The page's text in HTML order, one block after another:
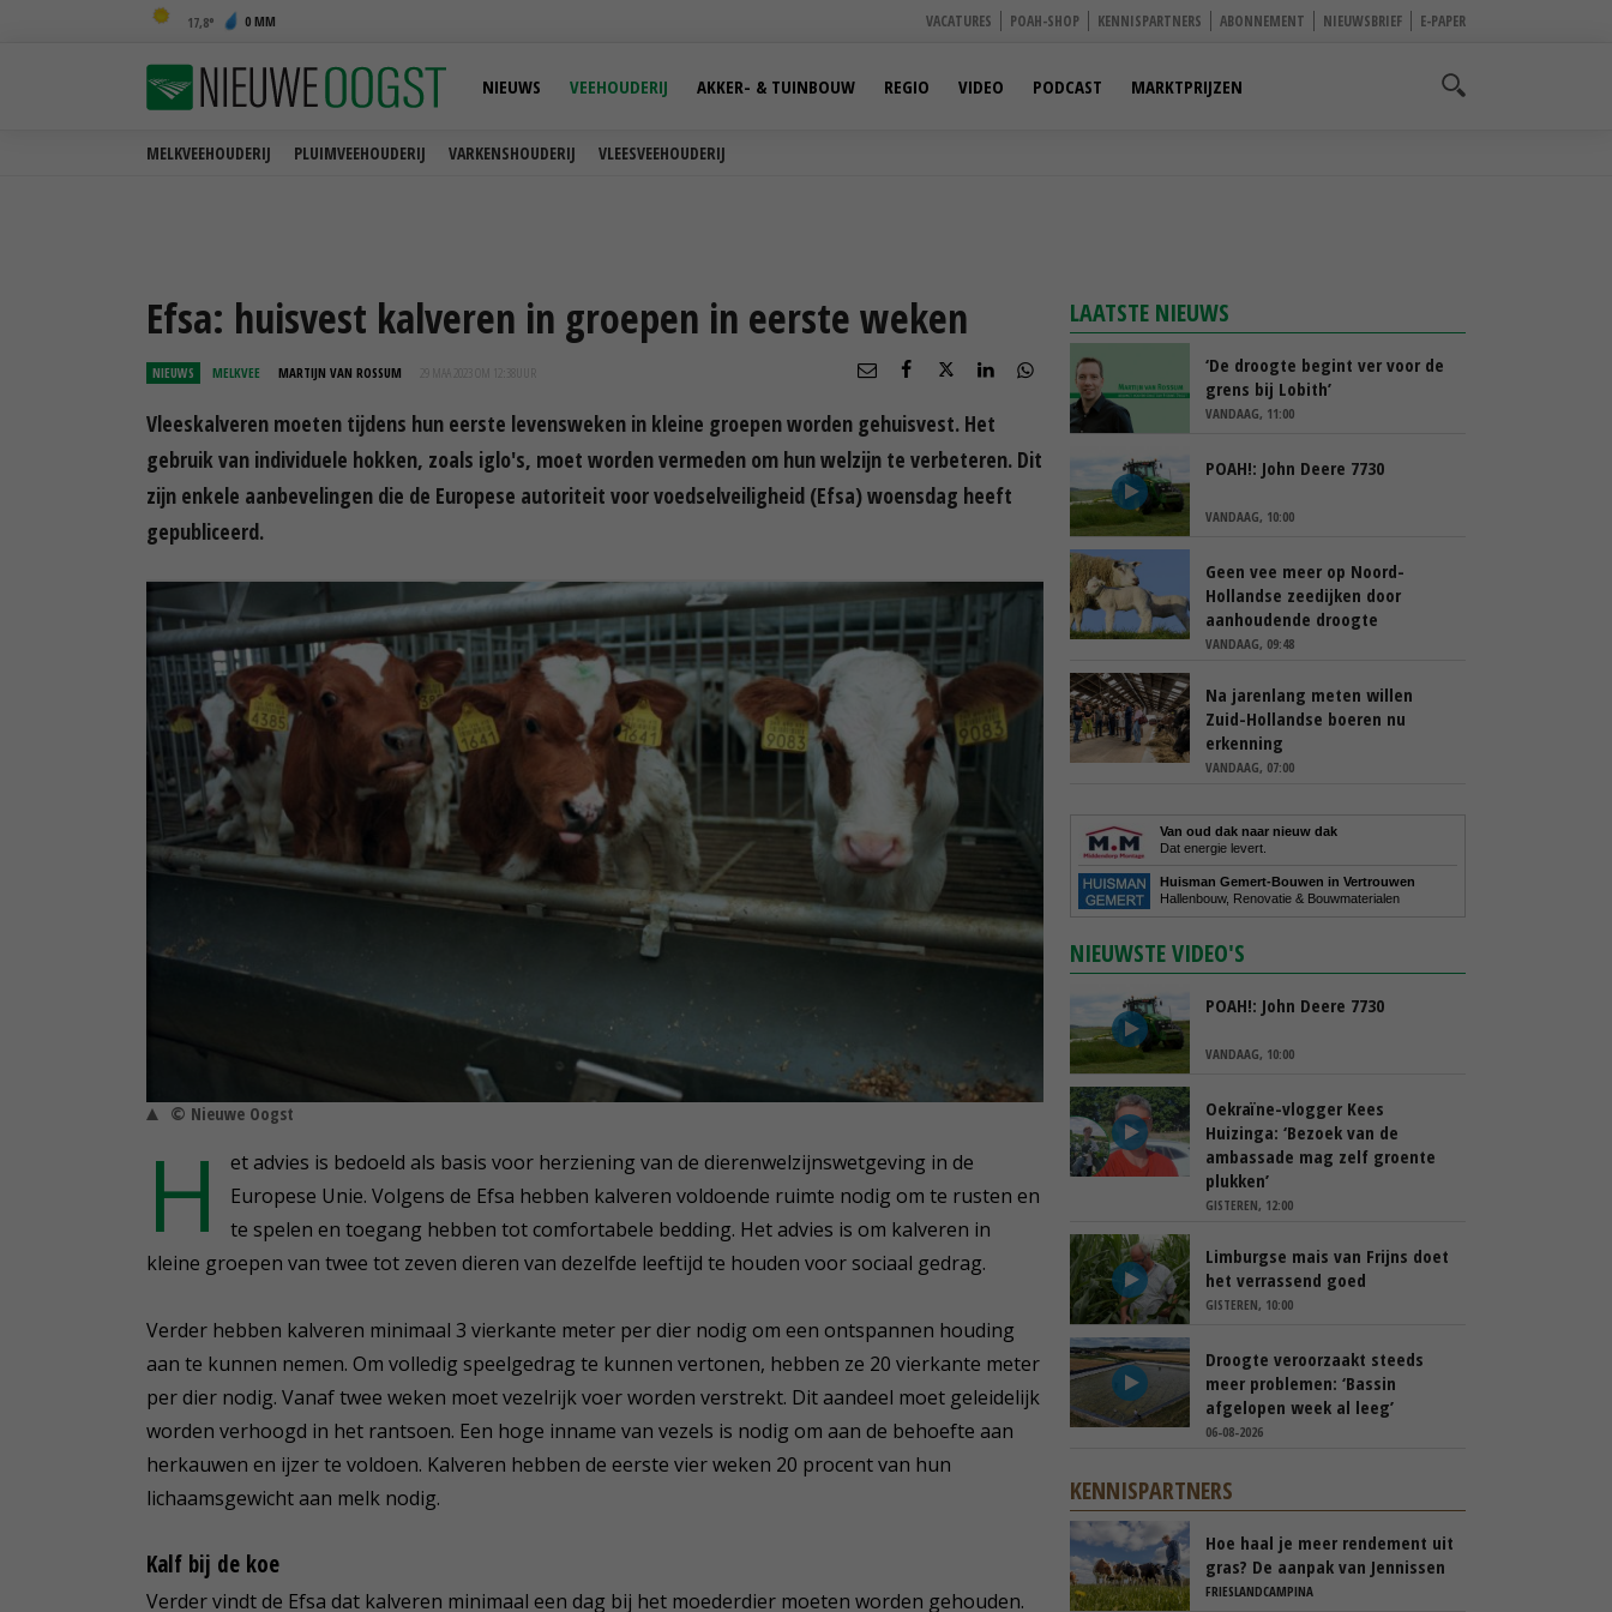
17,8 0 MM VACATURES POAH-SHOP KENNISPARTNERS ABONNEMENT NIEUWSBRIEF E-PAPER
MELKVEEHOUDERIJ PLUIMVEEHOUDERIJ VARKENSHOUDERIJ VLEESVEEHOUDERIJ
NIEUWS VEEHOUDERIJ AKKER- & TUINBOUW REGIO VIDEO PODCAST MARKTPRIJZEN
Efsa: huisvest kalveren in groepen in eerste weken
NIEUWS MELKVEE MARTIJN VAN ROSSUM 29 MAA 2023 OM 12:38
Vleeskalveren moeten tijdens hun eerste levensweken in kleine groepen worden gehuisvest. Het
gebruik van individuele hokken, zoals iglo's, moet worden vermeden om hun welzijn te verbeteren. Dit
zijn enkele aanbevelingen die de Europese autoriteit voor voedselveiligheid (Efsa) woensdag heeft
gepubliceerd.
© Nieuwe Oogst
H
et advies is bedoeld als basis voor herziening van de dierenwelzijnswetgeving in de
Europese Unie. Volgens de Efsa hebben kalveren voldoende ruimte nodig om te rusten en
te spelen en toegang hebben tot comfortabele bedding. Het advies is om kalveren in
kleine groepen van twee tot zeven dieren van dezelfde leeftijd te houden voor sociaal gedrag.
Verder hebben kalveren minimaal 3 vierkante meter per dier nodig om een ontspannen houding
aan te kunnen nemen. Om volledig speelgedrag te kunnen vertonen, hebben ze 20 vierkante meter
per dier nodig. Vanaf twee weken moet vezelrijk voer worden verstrekt. Dit aandeel moet geleidelijk
worden verhoogd in het rantsoen. Een hoge inname van vezels is nodig om aan de behoefte aan
herkauwen en ijzer te voldoen. Kalveren hebben de eerste vier weken 20 procent van hun
lichaamsgewicht aan melk nodig.
Kalf bij de koe
Verder vindt de Efsa dat kalveren minimaal een dag bij het moederdier moeten worden gehouden.
LAATSTE NIEUWS
‘De droogte begint ver voor de
grens bij Lobith’
VANDAAG, 11:00
POAH!: John Deere 7730
VANDAAG, 10:00
Geen vee meer op Noord-
Hollandse zeedijken door
aanhoudende droogte
VANDAAG, 09:48
Na jarenlang meten willen
Zuid-Hollandse boeren nu
erkenning
VANDAAG, 07:00
Van oud dak naar nieuw dak
Dat energie levert.
Huisman Gemert-Bouwen in Vertrouwen
Hallenbouw, Renovatie & Bouwmaterialen
NIEUWSTE VIDEO'S
POAH!: John Deere 7730
VANDAAG, 10:00
Oekraïne-vlogger Kees
Huizinga: ‘Bezoek van de
ambassade mag zelf groente
plukken’
GISTEREN, 12:00
Limburgse mais van Frijns doet
het verrassend goed
GISTEREN, 10:00
Droogte veroorzaakt steeds
meer problemen: ‘Bassin
afgelopen week al leeg’
06-08-2026
KENNISPARTNERS
Hoe haal je meer rendement uit
gras? De aanpak van Jennissen
FRIESLANDCAMPINA